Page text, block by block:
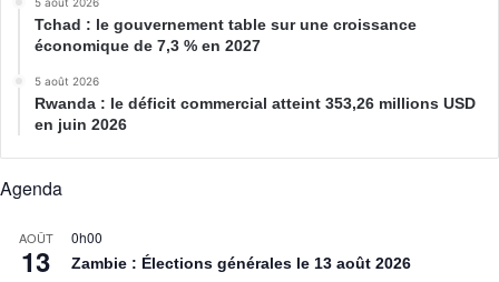
Tchad : le gouvernement table sur une croissance
économique de 7,3 % en 2027
5 août 2026
Rwanda : le déficit commercial atteint 353,26 millions USD
en juin 2026
Agenda
AOÛT
13
0h00
Zambie : Élections générales le 13 août 2026